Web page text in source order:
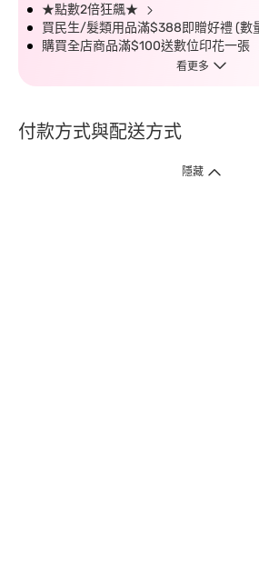
★點數2倍狂飆★
買民生/髮類用品滿$388即贈好禮 (數
購買全店商品滿$100送數位印花一張
看更多
付款方式與配送方式
隱藏